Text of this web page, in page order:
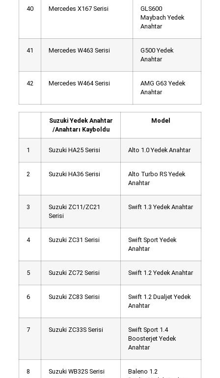
40 Mercedes X167 Serisi
GLS600
Maybach Yedek
Anahtar
41 Mercedes W463 Serisi
G500 Yedek
Anahtar
42 Mercedes W464 Serisi
AMG G63 Yedek
Anahtar
Suzuki Yedek Anahtar
/Anahtarı Kayboldu
Model
1 Suzuki HA25 Serisi Alto 1.0 Yedek Anahtar
2 Suzuki HA36 Serisi
Alto Turbo RS Yedek
Anahtar
3
Suzuki ZC11/ZC21
Serisi
Swift 1.3 Yedek Anahtar
4 Suzuki ZC31 Serisi
Swift Sport Yedek
Anahtar
5 Suzuki ZC72 Serisi Swift 1.2 Yedek Anahtar
6 Suzuki ZC83 Serisi
Swift 1.2 Dualjet Yedek
Anahtar
7 Suzuki ZC33S Serisi
Swift Sport 1.4
Boosterjet Yedek
Anahtar
8 Suzuki WB32S Serisi
Baleno 1.2